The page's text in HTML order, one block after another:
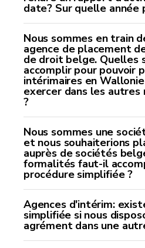
date? Sur quelle
Nous sommes en train
agence de placement
de droit belge. Quelles
accomplir pour pouvoir
intérimaires en
exercer dans les autres
?
Nous sommes une
et nous souhaiterions
auprès de sociétés
formalités faut-il
procédure simplifiée ?
Agences d'intérim:
simplifiée si nous
agrément dans une